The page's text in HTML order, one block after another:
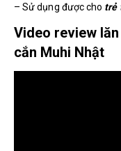
– Sử dụng được cho trẻ
Video review
cắn Muhi Nhật